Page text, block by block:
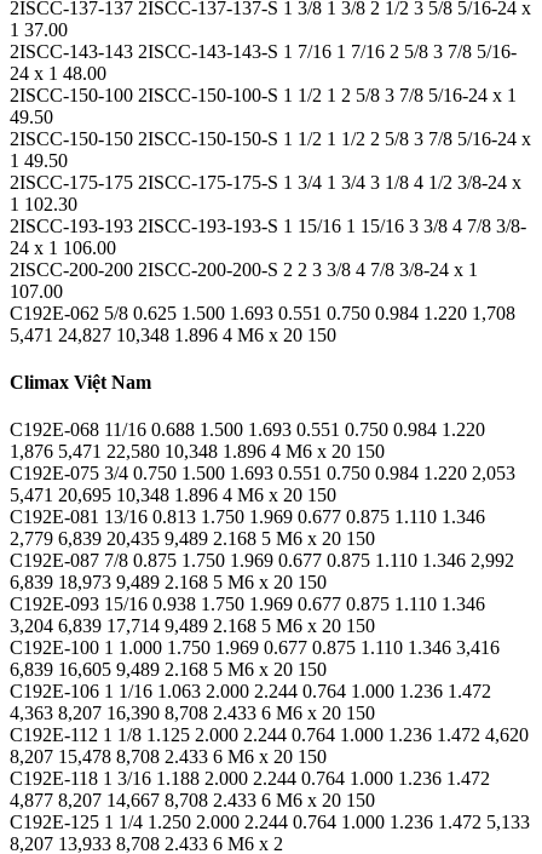
2ISCC-137-137 2ISCC-137-137-S 1 3/8 1 3/8 2 1/2 3 5/8 5/16-24 x
1 37.00
2ISCC-143-143 2ISCC-143-143-S 1 7/16 1 7/16 2 5/8 3 7/8 5/16-
24 x 1 48.00
2ISCC-150-100 2ISCC-150-100-S 1 1/2 1 2 5/8 3 7/8 5/16-24 x 1
49.50
2ISCC-150-150 2ISCC-150-150-S 1 1/2 1 1/2 2 5/8 3 7/8 5/16-24 x
1 49.50
2ISCC-175-175 2ISCC-175-175-S 1 3/4 1 3/4 3 1/8 4 1/2 3/8-24 x
1 102.30
2ISCC-193-193 2ISCC-193-193-S 1 15/16 1 15/16 3 3/8 4 7/8 3/8-
24 x 1 106.00
2ISCC-200-200 2ISCC-200-200-S 2 2 3 3/8 4 7/8 3/8-24 x 1
107.00
C192E-062 5/8 0.625 1.500 1.693 0.551 0.750 0.984 1.220 1,708
5,471 24,827 10,348 1.896 4 M6 x 20 150
Climax Việt Nam
C192E-068 11/16 0.688 1.500 1.693 0.551 0.750 0.984 1.220
1,876 5,471 22,580 10,348 1.896 4 M6 x 20 150
C192E-075 3/4 0.750 1.500 1.693 0.551 0.750 0.984 1.220 2,053
5,471 20,695 10,348 1.896 4 M6 x 20 150
C192E-081 13/16 0.813 1.750 1.969 0.677 0.875 1.110 1.346
2,779 6,839 20,435 9,489 2.168 5 M6 x 20 150
C192E-087 7/8 0.875 1.750 1.969 0.677 0.875 1.110 1.346 2,992
6,839 18,973 9,489 2.168 5 M6 x 20 150
C192E-093 15/16 0.938 1.750 1.969 0.677 0.875 1.110 1.346
3,204 6,839 17,714 9,489 2.168 5 M6 x 20 150
C192E-100 1 1.000 1.750 1.969 0.677 0.875 1.110 1.346 3,416
6,839 16,605 9,489 2.168 5 M6 x 20 150
C192E-106 1 1/16 1.063 2.000 2.244 0.764 1.000 1.236 1.472
4,363 8,207 16,390 8,708 2.433 6 M6 x 20 150
C192E-112 1 1/8 1.125 2.000 2.244 0.764 1.000 1.236 1.472 4,620
8,207 15,478 8,708 2.433 6 M6 x 20 150
C192E-118 1 3/16 1.188 2.000 2.244 0.764 1.000 1.236 1.472
4,877 8,207 14,667 8,708 2.433 6 M6 x 20 150
C192E-125 1 1/4 1.250 2.000 2.244 0.764 1.000 1.236 1.472 5,133
8,207 13,933 8,708 2.433 6 M6 x 2